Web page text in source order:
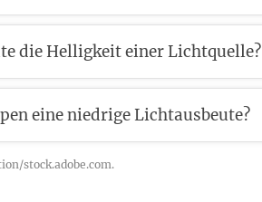
die Helligkeit einer Lichtquelle?
eine niedrige Lichtausbeute?
stock.adobe.com.